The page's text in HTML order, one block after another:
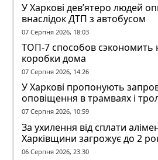
У Харкові дев’ятеро людей
внаслідок ДТП з автобусом
07 Серпня 2026, 18:03
ТОП-7 способов сэкономить
коробки дома
07 Серпня 2026, 14:26
У Харкові пропонують
оповіщення в трамваях і
07 Серпня 2026, 10:59
За ухилення від сплати
Харківщини загрожує до 2
волі
06 Серпня 2026, 23:30